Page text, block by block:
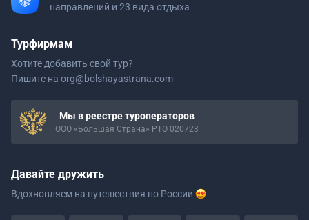
направлений и 23 вида отдыха
Турфирмам
Хотите добавить свой тур?
Пишите на org@bolshayastrana.com
Мы в реестре туроператоров
ООО «Большая Страна» РТО 020723
Давайте дружить
Вдохновляем на путешествия по России